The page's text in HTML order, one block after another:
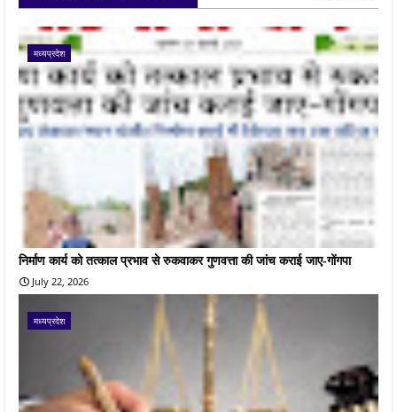
मध्यप्रदेश
निर्माण कार्य को तत्काल प्रभाव से रुकवाकर गुणवत्ता की जांच कराई जाए-गोंगपा
July 22, 2026
मध्यप्रदेश